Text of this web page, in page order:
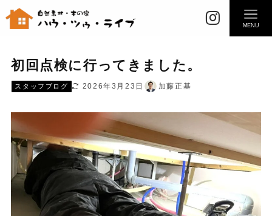
MENU
初回点検に行ってきました。
スタッフブログ 2026年3月23日 加藤正基